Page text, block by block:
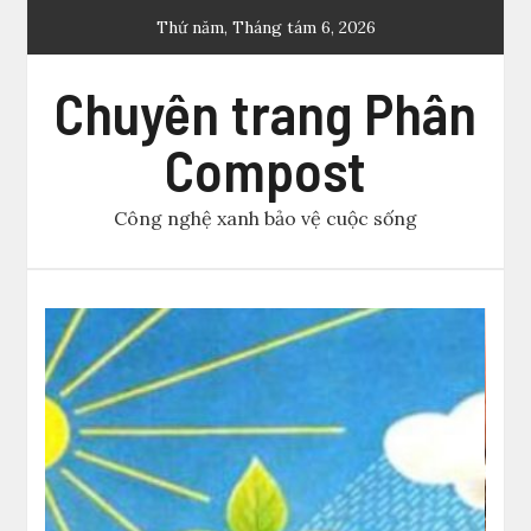
Thứ năm, Tháng tám 6, 2026
Chuyên trang Phân
Compost
Công nghệ xanh bảo vệ cuộc sống